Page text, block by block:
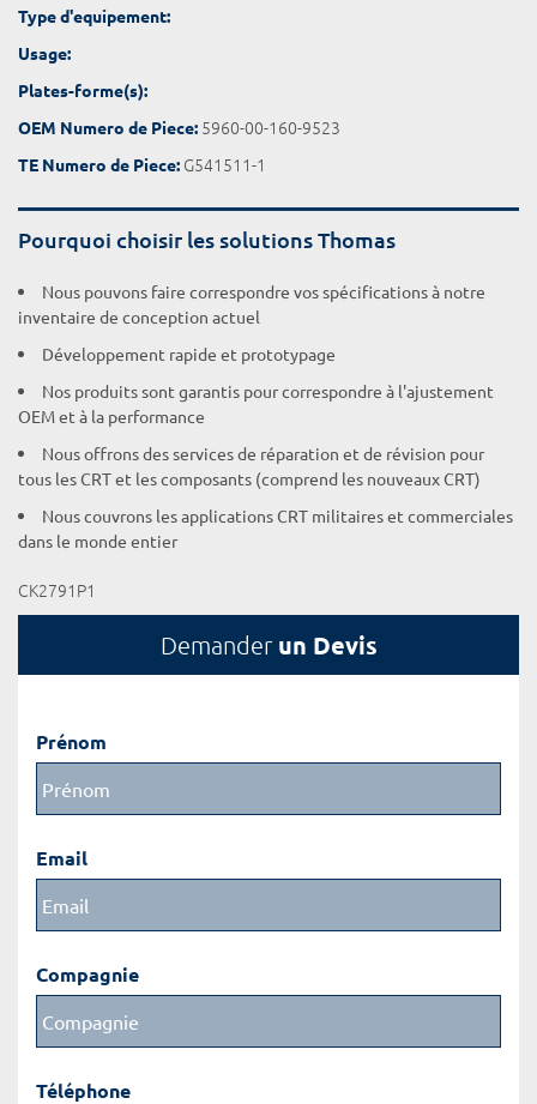
Type d'equipement:
Usage:
Plates-forme(s):
OEM Numero de Piece: 5960-00-160-9523
TE Numero de Piece: G541511-1
Pourquoi choisir les solutions Thomas
Nous pouvons faire correspondre vos spécifications à notre
inventaire de conception actuel
Développement rapide et prototypage
Nos produits sont garantis pour correspondre à l'ajustement
OEM et à la performance
Nous offrons des services de réparation et de révision pour
tous les CRT et les composants (comprend les nouveaux CRT)
Nous couvrons les applications CRT militaires et commerciales
dans le monde entier
CK2791P1
Demander un Devis
Prénom
Email
Compagnie
Téléphone